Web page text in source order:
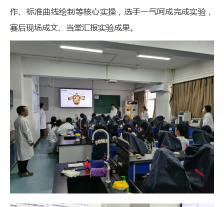
作、标准曲线绘制等核心实操，选手一气呵成完成实验，
赛后现场成文、当堂汇报实验成果。